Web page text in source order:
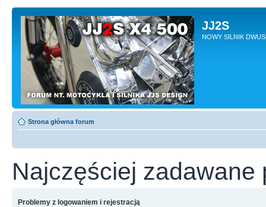
JJ2S
NOWY SILNIK
Strona główna forum
Najczęściej zadawane
Problemy z logowaniem i rejestracją